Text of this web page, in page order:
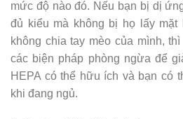
mức độ nào đó. Nếu bạn bị dị
đủ kiểu mà không bị họ lấy
không chia tay mèo của mình,
các biện pháp phòng ngừa để
HEPA có thể hữu ích và bạn có
khi đang ngủ.